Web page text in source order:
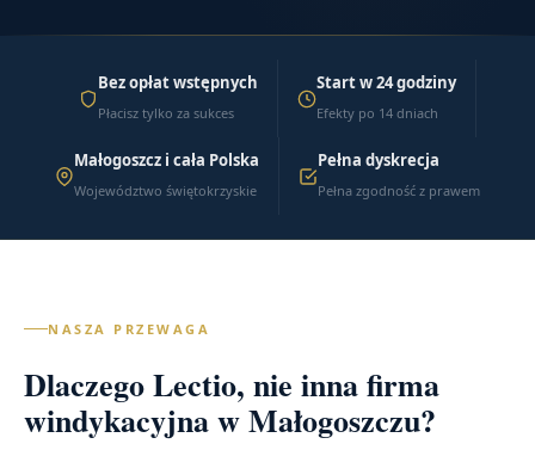
Bez opłat wstępnych
Płacisz tylko za sukces
Start w 24 godziny
Efekty po 14 dniach
Małogoszcz i cała Polska
Województwo świętokrzyskie
Pełna dyskrecja
Pełna zgodność z prawem
NASZA PRZEWAGA
Dlaczego Lectio, nie inna firma
windykacyjna w Małogoszczu?